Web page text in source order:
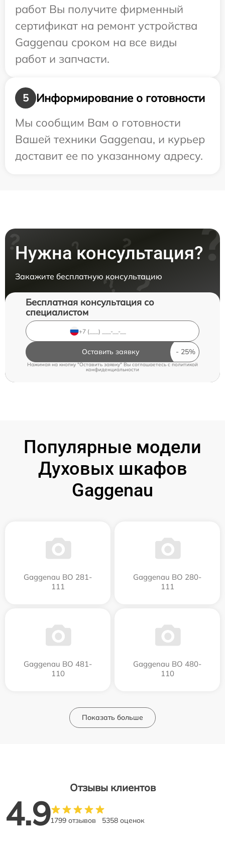
работ Вы получите фирменный
сертификат на ремонт устройства
Gaggenau сроком на все виды
работ и запчасти.
5
Информирование о готовности
Мы сообщим Вам о готовности
Вашей техники Gaggenau, и курьер
доставит ее по указанному адресу.
Нужна консультация?
Закажите бесплатную консультацию
Бесплатная консультация со
специалистом
Оставить заявку
Нажимая на кнопку "Оставить заявку" Вы соглашаетесь cполитикой
конфиденциальности
Популярные модели
Духовых шкафов
Gaggenau
Gaggenau BO 281-
111
Gaggenau BO 280-
111
Gaggenau BO 481-
110
Gaggenau BO 480-
110
Показать больше
Отзывы клиентов
4.91799 отзывов 5358 оценок